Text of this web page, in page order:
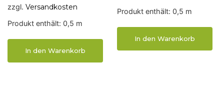
zzgl. Versandkosten
Produkt enthält: 0,5 m
In den Warenkorb
Produkt enthält: 0,5 m
In den Warenkorb